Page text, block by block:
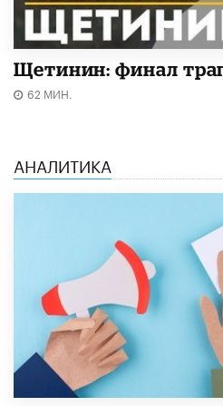
Щетинин: финал
62 МИН.
АНАЛИТИКА